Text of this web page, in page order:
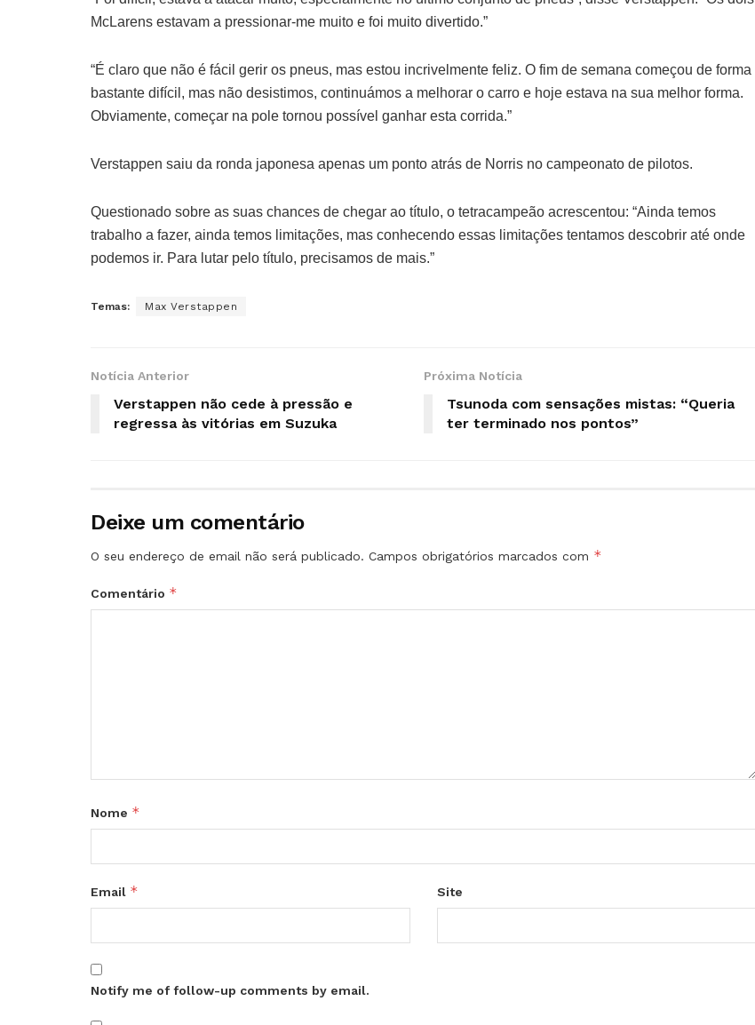
McLarens estavam a pressionar-me muito e foi muito divertido.”
“É claro que não é fácil gerir os pneus, mas estou incrivelmente feliz. O fim de semana começou de forma
bastante difícil, mas não desistimos, continuámos a melhorar o carro e hoje estava na sua melhor forma.
Obviamente, começar na pole tornou possível ganhar esta corrida.”
Verstappen saiu da ronda japonesa apenas um ponto atrás de Norris no campeonato de pilotos.
Questionado sobre as suas chances de chegar ao título, o tetracampeão acrescentou: “Ainda temos
trabalho a fazer, ainda temos limitações, mas conhecendo essas limitações tentamos descobrir até onde
podemos ir. Para lutar pelo título, precisamos de mais.”
Temas: Max Verstappen
Notícia Anterior
Verstappen não cede à pressão e
regressa às vitórias em Suzuka
Próxima Notícia
Tsunoda com sensações mistas: “Queria
ter terminado nos pontos”
Deixe um comentário
O seu endereço de email não será publicado. Campos obrigatórios marcados com *
Comentário *
Nome *
Email * Site
Notify me of follow-up comments by email.